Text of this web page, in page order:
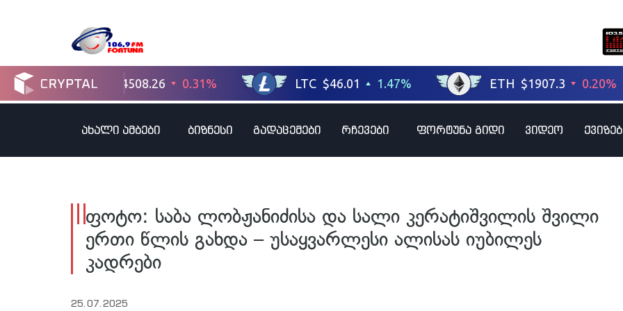
ახალი ამბები ბიზნესი გადაცემები რჩევები ფორტუნა გიდი ვიდეო
ფოტო: საბა ლობჟანიძისა და სალი კერატიშვილის შვილი
ერთი წლის გახდა – უსაყვარლესი ალისას იუბილეს
კადრები
25.07.2025